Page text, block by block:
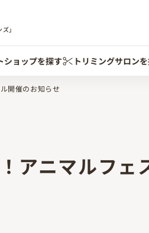
」
ショップを探す トリミングサロン
開催のお知らせ
アニマルフェ